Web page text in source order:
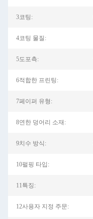
3코팅:
4코팅 물질:
5도포측:
6적합한 프린팅:
7페이퍼 유형:
8연한 덩어리 소재:
9치수 방식:
10펄핑 타입:
11특징:
12사용자 지정 주문: